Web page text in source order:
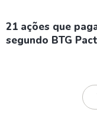
21 ações que
segundo BTG